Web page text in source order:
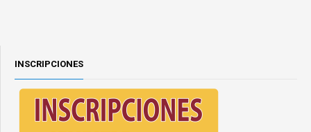
INSCRIPCIONES